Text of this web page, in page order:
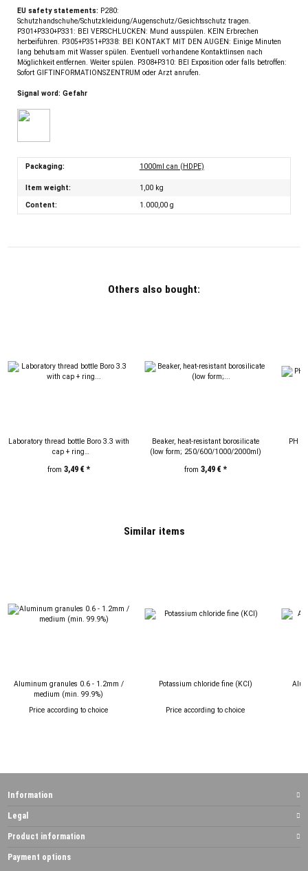
EU safety statements: P280:
Schutzhandschuhe/Schutzkleidung/Augenschutz/Gesichtsschutz tragen.
P301+P330+P331: BEI VERSCHLUCKEN: Mund ausspülen. KEIN Erbrechen
herbeiführen. P305+P351+P338: BEI KONTAKT MIT DEN AUGEN: Einige Minuten
lang behutsam mit Wasser spülen. Eventuell vorhandene Kontaktlinsen nach
Möglichkeit entfernen. Weiter spülen. P308+P310: BEI Exposition oder falls betroffen:
Sofort GIFTINFORMATIONSZENTRUM oder Arzt anrufen.
Signal word: Gefahr
Packaging: 1000ml can (HDPE)
Item weight: 1,00 kg
Content:
1.000,00 g
Others also bought:
Laboratory thread bottle Boro 3.3 with
cap + ring
from 3,49 €*
Beaker, heat-resistant borosilicate
(low form; 250/600/1000/2000ml)
from 3,49 €*
PH
Similar items
Aluminum granules 0.6 - 1.2mm /
medium (min. 99.9%)
Price according to choice
Potassium chloride fine (KCl)
Price according to choice
Information
Legal
Product information
Payment options